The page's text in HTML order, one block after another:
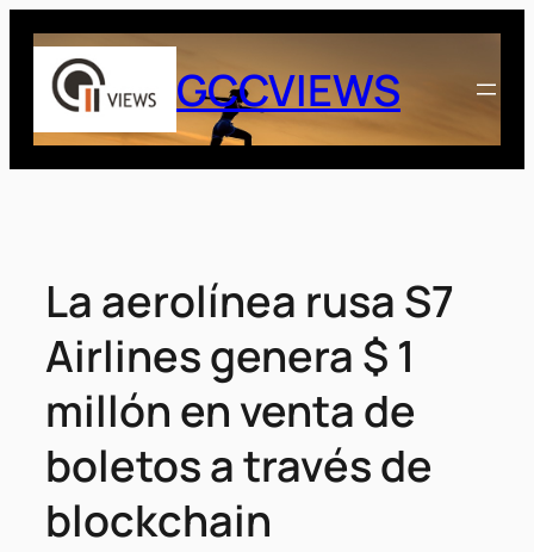
Saltar
contenido
GCCVIEWS
La aerolínea rusa S7
Airlines genera $ 1
millón en venta de
boletos a través de
blockchain